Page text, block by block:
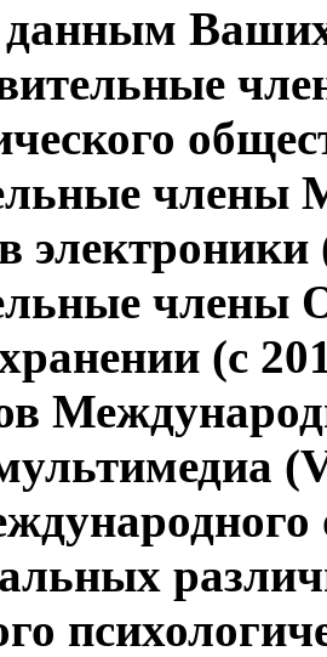
данным
члены
электроники
члены
(с